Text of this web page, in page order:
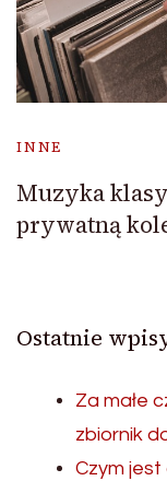
INNE
Muzyka
prywatną
Ostatnie
Za małe
zbiornik
Czym jest